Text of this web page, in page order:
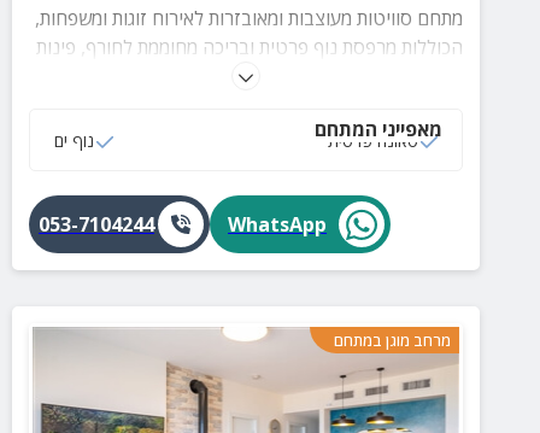
מתחם סוויטות מעוצבות ומאובזרות לאירוח זוגות ומשפחות,
הכוללות מרפסת נוף פרטית ובריכה מחוממת לחורף, פינות
ישיבה נוחות ומרווחות, ג'קוזי ועוד.
מאפייני המתחם
סאונה פרטית נוף ים
WhatsApp
053-7104244
מרחב מוגן במתחם